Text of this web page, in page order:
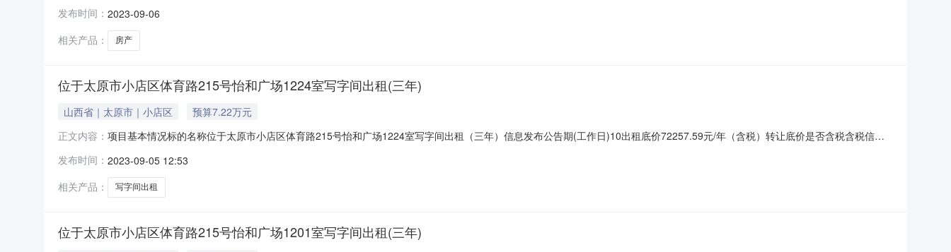
人：郭志龙联系电话：18234113558项目基本情况标的名称位于太原市小店区体育路215号怡和广场1201室写字间出租（三年）信息发布公
发布时间： 2023-09-06
相关产品：
房产
位于太原市小店区体育路215号怡和广场1224室写字间出租(三年)
山西省｜太原市｜小店区
预算7.22万元
正文内容： 项目基本情况标的名称位于太原市小店区体育路215号怡和广场1224室写字间出租（三年）信息发布公告期(工作日)10出租底价72257.59元/年（含税）转让底价是否含税含税信息
出租标的土地证号:出租房屋使用现状:出租标的建筑面积:出租标的目前用途:出租标的装修水平及附属设施:拟征集承租方个数:拟出租面积:租赁期:起租日:租金支付要求:租金调整方式:
押金支付
发布时间： 2023-09-05 12:53
相关产品：
写字间出租
位于太原市小店区体育路215号怡和广场1201室写字间出租(三年)